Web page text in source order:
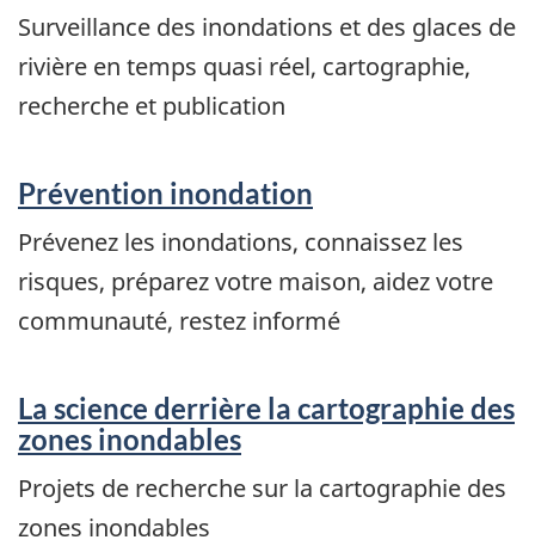
Surveillance des inondations et des glaces de
rivière en temps quasi réel, cartographie,
recherche et publication
Prévention inondation
Prévenez les inondations, connaissez les
risques, préparez votre maison, aidez votre
communauté, restez informé
La science derrière la cartographie des
zones inondables
Projets de recherche sur la cartographie des
zones inondables